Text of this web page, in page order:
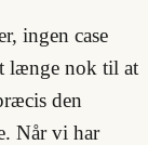
ingen case
længe nok til at
den
Når vi har